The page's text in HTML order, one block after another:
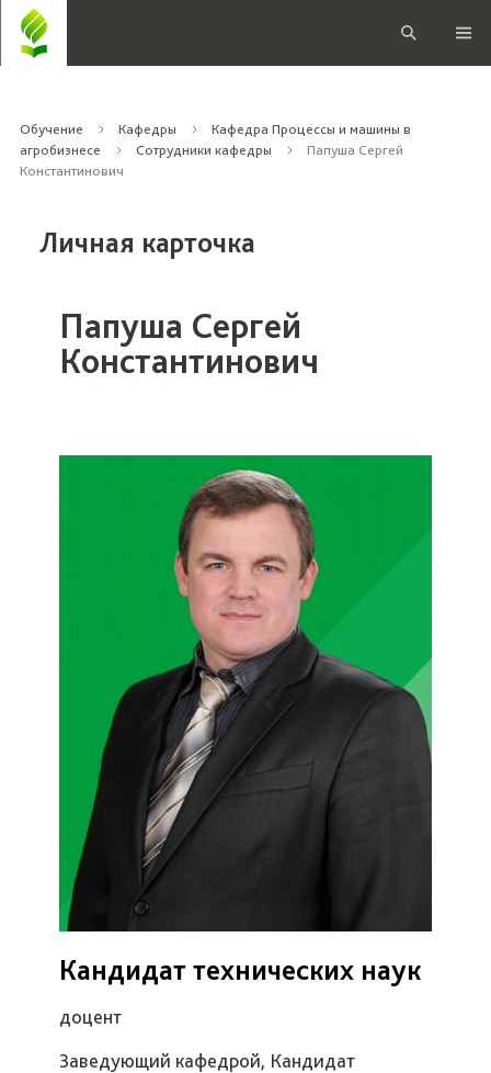
Обучение Кафедры
Кафедра Процессы и машины в
агробизнесе
Сотрудники кафедры
Папуша Сергей
Константинович
Личная карточка
Папуша Сергей
Константинович
Кандидат технических наук
доцент
Заведующий кафедрой, Кандидат